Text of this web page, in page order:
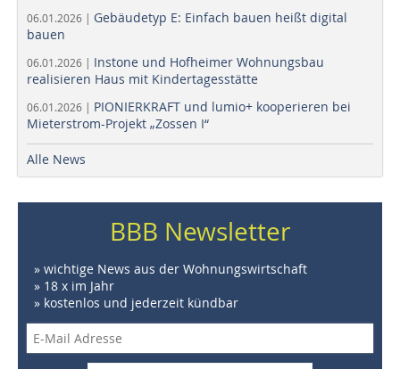
06.01.2026 | Gebäudetyp E: Einfach bauen heißt digital
bauen
06.01.2026 | Instone und Hofheimer Wohnungsbau
realisieren Haus mit Kindertagesstätte
06.01.2026 | PIONIERKRAFT und lumio+ kooperieren bei
Mieterstrom-Projekt „Zossen I“
Alle News
BBB Newsletter
» wichtige News aus der Wohnungswirtschaft
» 18 x im Jahr
» kostenlos und jederzeit kündbar